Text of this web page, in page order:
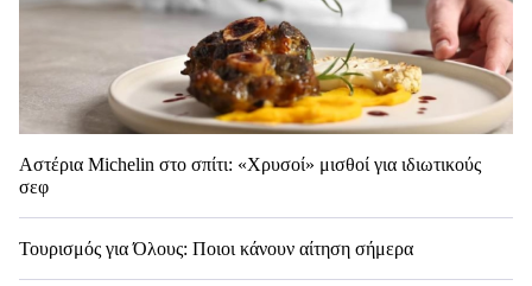
Αστέρια Michelin στο σπίτι: «Χρυσοί» μισθοί για ιδιωτικούς
σεφ
Τουρισμός για Όλους: Ποιοι κάνουν αίτηση σήμερα